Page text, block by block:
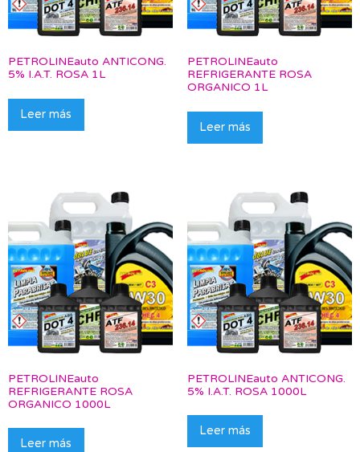
PETROLINEauto ANTICONG.
5% I.A.T. ROSA 1L
Leer más
PETROLINEauto
REFRIGERANTE ROSA
ORGANICO 1L
Leer más
PETROLINEauto
REFRIGERANTE ROSA
ORGANICO 1000L
Leer más
PETROLINEauto ANTICONG.
5% I.A.T. ROSA 1000L
Leer más